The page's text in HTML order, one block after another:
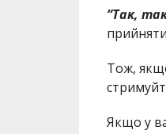
“Так,
Тож,
Якщо у